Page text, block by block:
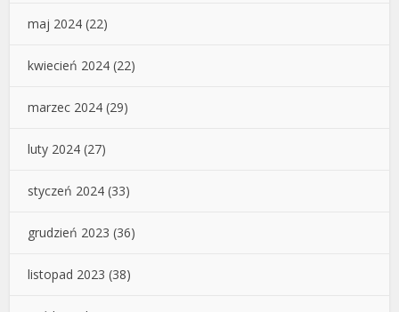
maj 2024 (22)
kwiecień 2024 (22)
marzec 2024 (29)
luty 2024 (27)
styczeń 2024 (33)
grudzień 2023 (36)
listopad 2023 (38)